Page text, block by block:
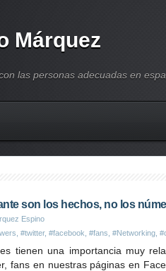
Márquez
las personas adecuadas en
son los hechos, no los
Espino
#twitter, #facebook #fans #Networking
tienen una importancia muy
fans en nuestras páginas en